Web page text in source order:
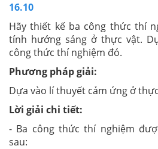
16.10
Hãy thiết kế ba công thức thí
tính hướng sáng ở thực vật.
công thức thí nghiệm đó.
Phương pháp giải:
Dựa vào lí thuyết cảm ứng ở
Lời giải chi tiết:
- Ba công thức thí nghiệm
sau: